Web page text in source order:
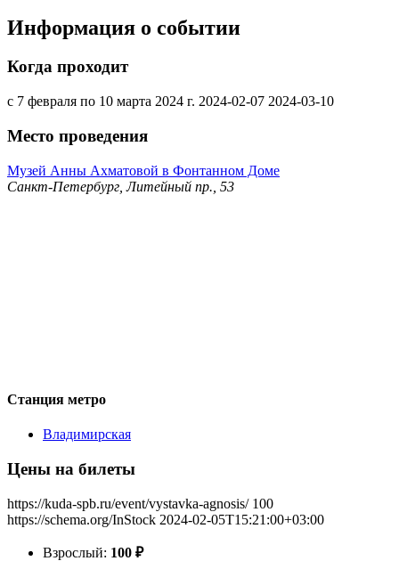
Информация о событии
Когда проходит
с 7 февраля по 10 марта 2024 г. 2024-02-07 2024-03-10
Место проведения
Музей Анны Ахматовой в Фонтанном Доме
Санкт-Петербург, Литейный пр., 53
Станция метро
Владимирская
Цены на билеты
https://kuda-spb.ru/event/vystavka-agnosis/ 100
https://schema.org/InStock 2024-02-05T15:21:00+03:00
Взрослый: 100 ₽